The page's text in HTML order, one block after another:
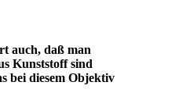
auch, daß man
Kunststoff sind
bei diesem Objektiv